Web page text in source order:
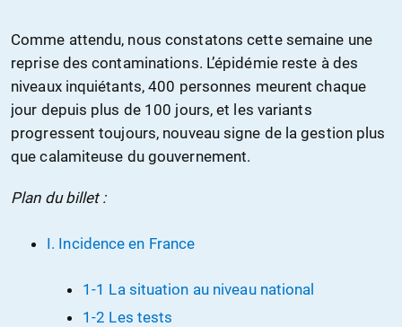
Comme attendu, nous constatons cette semaine une
reprise des contaminations. L’épidémie reste à des
niveaux inquiétants, 400 personnes meurent chaque
jour depuis plus de 100 jours, et les variants
progressent toujours, nouveau signe de la gestion plus
que calamiteuse du gouvernement.
Plan du billet :
I. Incidence en France
1-1 La situation au niveau national
1-2 Les tests